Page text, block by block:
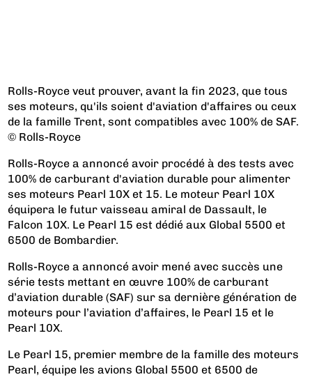
Rolls-Royce veut prouver, avant la fin 2023, que tous
ses moteurs, qu'ils soient d'aviation d'affaires ou ceux
de la famille Trent, sont compatibles avec 100% de SAF.
© Rolls-Royce
Rolls-Royce a annoncé avoir procédé à des tests avec
100% de carburant d'aviation durable pour alimenter
ses moteurs Pearl 10X et 15. Le moteur Pearl 10X
équipera le futur vaisseau amiral de Dassault, le
Falcon 10X. Le Pearl 15 est dédié aux Global 5500 et
6500 de Bombardier.
Rolls-Royce a annoncé avoir mené avec succès une
série tests mettant en œuvre 100% de carburant
d’aviation durable (SAF) sur sa dernière génération de
moteurs pour l’aviation d’affaires, le Pearl 15 et le
Pearl 10X.
Le Pearl 15, premier membre de la famille des moteurs
Pearl, équipe les avions Global 5500 et 6500 de